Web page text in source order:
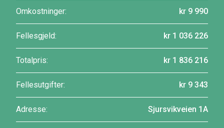
Omkostninger: kr 9 990
Fellesgjeld: kr 1 036 226
Totalpris: kr 1 836 216
Fellesutgifter: kr 9 343
Adresse: Sjursvikveien 1A